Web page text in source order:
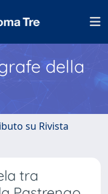
della
su Rivista
tra